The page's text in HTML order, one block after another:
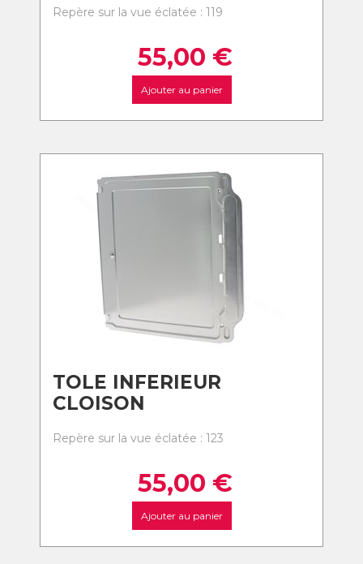
Repère sur la vue éclatée : 119
55,00 €
Ajouter au panier
TOLE INFERIEUR
CLOISON
Repère sur la vue éclatée : 123
55,00 €
Ajouter au panier